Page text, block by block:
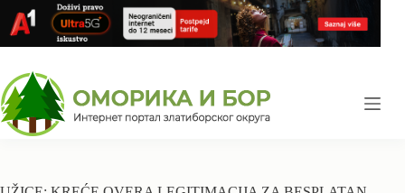
content